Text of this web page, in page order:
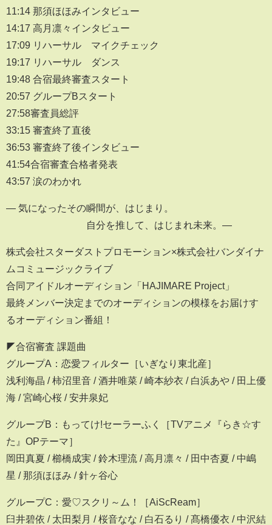
11:14 那須ほほみインタビュー
14:17 高月凛々インタビュー
17:09 リハーサル マイクチェック
19:17 リハーサル ダンス
19:48 合宿最終審査スタート
20:57 グループBスタート
27:58審査員総評
33:15 審査終了直後
36:53 審査終了後インタビュー
41:54合宿審査合格者発表
43:57 涙のわかれ
― 気になったその瞬間が、はじまり。
自分を推して、はじまれ未来。―
株式会社スターダストプロモーション×株式会社バンダイナ
ムコミュージックライブ
合同アイドルオーディション「HAJIMARE Project」
最終メンバー決定までのオーディションの模様をお届けす
るオーディション番組！
◤合宿審査 課題曲
グループA：恋愛フィルター［いぎなり東北産］
浅利海晶 / 柿沼里音 / 酒井唯菜 / 崎本紗衣 / 白浜あや / 田上優
海 / 宮崎心桜 / 安井泉妃
グループB：もってけ!セーラーふく［TVアニメ『らき☆す
た』OPテーマ］
岡田真夏 / 櫛橋成実 / 鈴木理流 / 高月凛々 / 田中杏夏 / 中嶋
星 / 那須ほほみ / 針ヶ谷心
グループC：愛♡スクリ～ム！［AiScReam］
臼井碧依 / 太田梨月 / 桜音なな / 白石るり / 髙橋優衣 / 中沢結